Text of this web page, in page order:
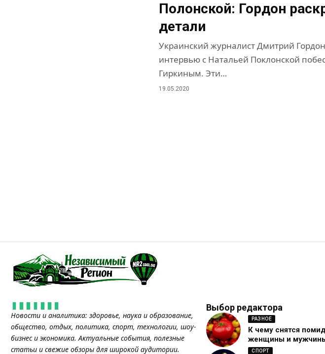
Полонской: Гордон
детали
Украинский журналист Дмитрий
интервью с Натальей Поклонской
Гиркиным. Эти…
19.05.2020
Новости и аналитика: здоровье, наука и образование,
общество, отдых, политика, спорт, технологии, шоу-
бизнес и экономика. Актуальные события, полезные
статьи и свежие обзоры для широкой аудитории.
Выбор редактора
РАЗНОЕ
К чему снятся
женщины и
СПОРТ